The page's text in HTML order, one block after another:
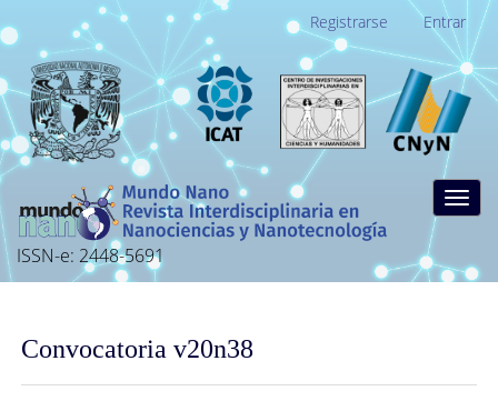
Navegación
principal
Contenido
principal
Barra
lateral
Registrarse Entrar
ISSN-e: 2448-5691
Convocatoria v20n38